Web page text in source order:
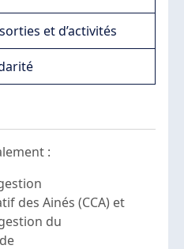
et d’activités
:
des Ainés (CCA) et
du